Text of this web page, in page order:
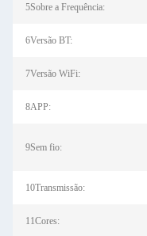
5Sobre a Frequência:
6Versão BT:
7Versão WiFi:
8APP:
9Sem fio:
10Transmissão:
11Cores: